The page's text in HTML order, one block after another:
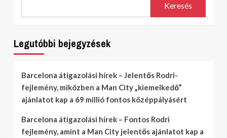
Keresés
Legutóbbi bejegyzések
Barcelona átigazolási hírek – Jelentős Rodri-
fejlemény, miközben a Man City „kiemelkedő”
ajánlatot kap a 69 millió fontos középpályásért
Barcelona átigazolási hírek – Fontos Rodri
fejlemény, amint a Man City jelentős ajánlatot kap a